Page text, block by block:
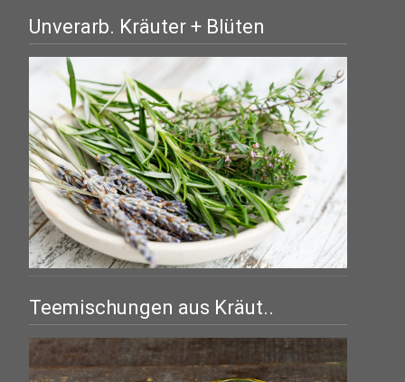
Unverarb. Kräuter + Blüten
Teemischungen aus Kräut..